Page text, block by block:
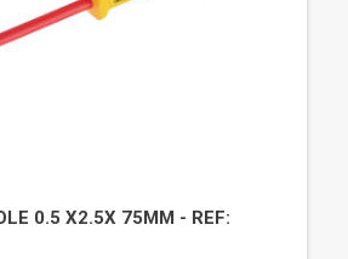
0.5 X2.5X 75MM - REF: